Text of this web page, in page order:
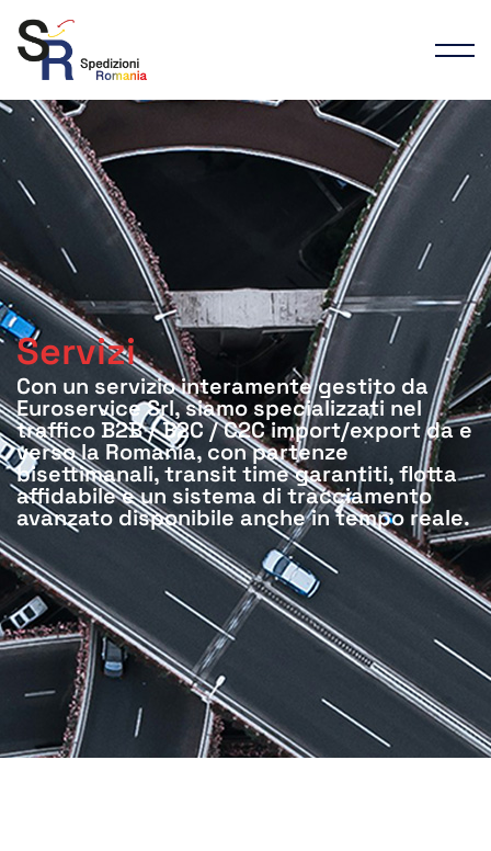
Servizi
Con un servizio interamente gestito da
Euroservice Srl, siamo specializzati nel
traffico B2B / B2C / C2C import/export da e
verso la Romania, con partenze
bisettimanali, transit time garantiti, flotta
affidabile e un sistema di tracciamento
avanzato disponibile anche in tempo reale.